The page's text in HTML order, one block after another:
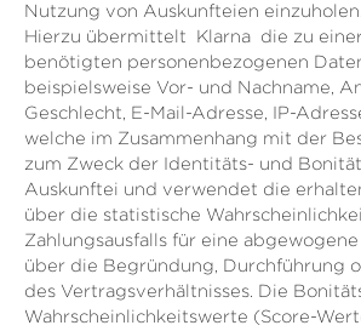
Nutzung von Auskunfteien einzuholen.
Hierzu übermittelt Klarna die zu
benötigten personenbezogenen
beispielsweise Vor- und Nachname,
Geschlecht, E-Mail-Adresse, IP-
welche im Zusammenhang mit der
zum Zweck der Identitäts- und
Auskunftei und verwendet die
über die statistische
Zahlungsausfalls für eine
über die Begründung, Durchführung
des Vertragsverhältnisses. Die
Wahrscheinlichkeitswerte (Score-